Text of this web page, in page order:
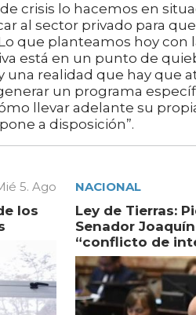
crisis lo hacemos en
al sector privado para
que planteamos hoy con
está en un punto de
una realidad que hay que
un programa
llevar adelante su
a disposición”.
5. Ago
los
NACIONAL
Ley de Tierras:
Senador
“conflicto de